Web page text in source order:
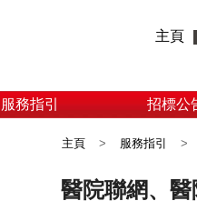
主頁
服務指引 招標公
主頁 > 服務指引 >